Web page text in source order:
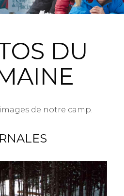
DU
de notre camp.